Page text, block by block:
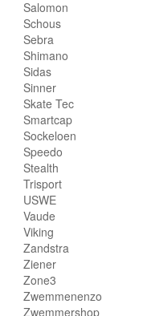
Salomon
Schous
Sebra
Shimano
Sidas
Sinner
Skate Tec
Smartcap
Sockeloen
Speedo
Stealth
Trisport
USWE
Vaude
Viking
Zandstra
Ziener
Zone3
Zwemmenenzo
Zwemmershop